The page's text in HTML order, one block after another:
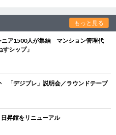
もっと見る
ニア1500人が集結 マンション管理代
シップ」
「デジブレ」説明会／ラウンドテーブ
昇館をリニューアル